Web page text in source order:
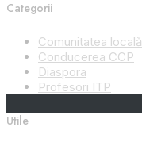
Categorii
Comunitatea locală
Conducerea CCP
Diaspora
Profesori ITP
Utile